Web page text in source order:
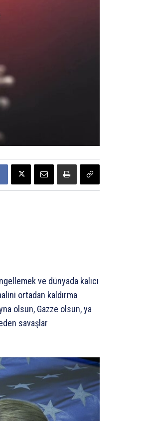
ve dünyada kalıcı
ortadan kaldırma
olsun, Gazze olsun, ya
savaşlar